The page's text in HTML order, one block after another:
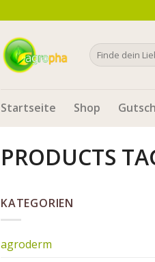
Search
for:
Startseite Shop
PRODUCTS
KATEGORIEN
agroderm